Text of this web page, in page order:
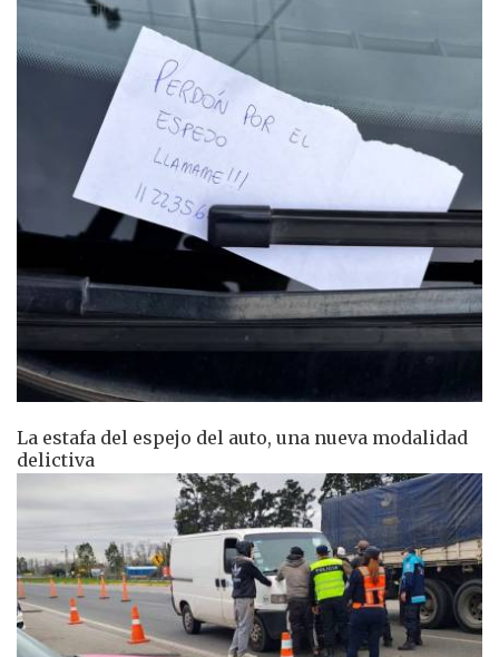
La estafa del espejo del auto, una nueva modalidad
delictiva